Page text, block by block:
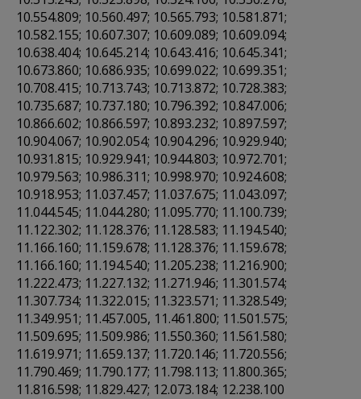
10.554.809; 10.560.497; 10.565.793; 10.581.871;
10.582.155; 10.607.307; 10.609.089; 10.609.094;
10.638.404; 10.645.214; 10.643.416; 10.645.341;
10.673.860; 10.686.935; 10.699.022; 10.699.351;
10.708.415; 10.713.743; 10.713.872; 10.728.383;
10.735.687; 10.737.180; 10.796.392; 10.847.006;
10.866.602; 10.866.597; 10.893.232; 10.897.597;
10.904.067; 10.902.054; 10.904.296; 10.929.940;
10.931.815; 10.929.941; 10.944.803; 10.972.701;
10.979.563; 10.986.311; 10.998.970; 10.924.608;
10.918.953; 11.037.457; 11.037.675; 11.043.097;
11.044.545; 11.044.280; 11.095.770; 11.100.739;
11.122.302; 11.128.376; 11.128.583; 11.194.540;
11.166.160; 11.159.678; 11.128.376; 11.159.678;
11.166.160; 11.194.540; 11.205.238; 11.216.900;
11.222.473; 11.227.132; 11.271.946; 11.301.574;
11.307.734; 11.322.015; 11.323.571; 11.328.549;
11.349.951; 11.457.005, 11.461.800; 11.501.575;
11.509.695; 11.509.986; 11.550.360; 11.561.580;
11.619.971; 11.659.137; 11.720.146; 11.720.556;
11.790.469; 11.790.177; 11.798.113; 11.800.365;
11.816.598; 11.829.427; 12.073.184; 12.238.100